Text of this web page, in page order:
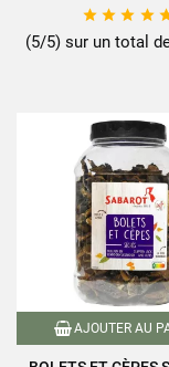
   
(5/5) sur un total
AJOUTER AU